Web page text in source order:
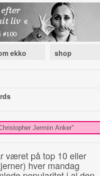
ekko shop
været på top 10 eller
hver mandag